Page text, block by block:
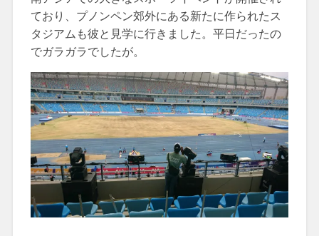
ており、プノンペン郊外にある新たに作られたス
タジアムも彼と見学に行きました。平日だったの
でガラガラでしたが。